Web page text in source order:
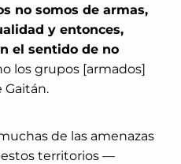
no somos de armas,
y entonces,
el sentido de no
los grupos [armados]
Gaitán.
de las amenazas
territorios —